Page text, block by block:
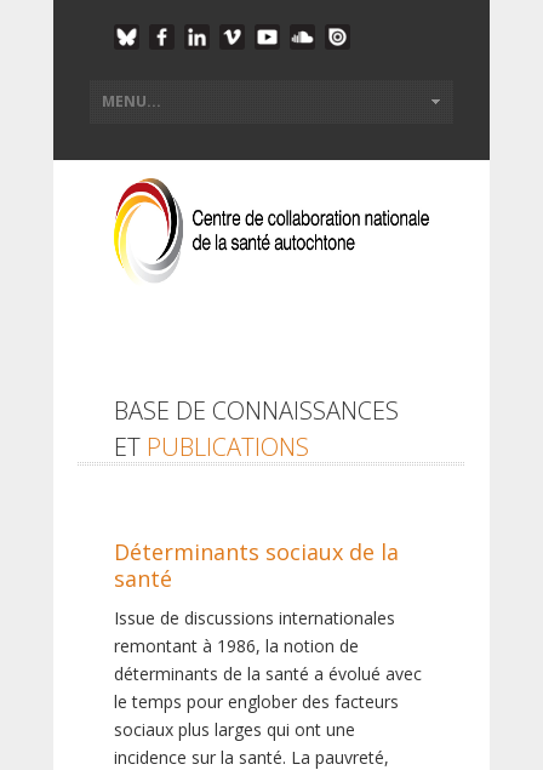
BASE DE CONNAISSANCES
ET PUBLICATIONS
Déterminants sociaux de la
santé
Issue de discussions internationales
remontant à 1986, la notion de
déterminants de la santé a évolué avec
le temps pour englober des facteurs
sociaux plus larges qui ont une
incidence sur la santé. La pauvreté,